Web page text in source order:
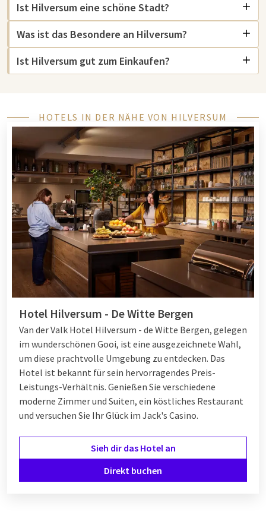
Sehenswürdigkeiten von Hilversum
Hilversum verfügt über ein vielfältiges Angebot an
Attraktionen von kulturellem und natürlichem Interesse. Der
Mediapark ist das Herz der niederländischen Medien, wo
können. In der Nähe befindet sich das Singer Museumin Laren
mit einer beeindruckenden Sammlung moderner Kunst und
einem ruhigen Skulpturengarten, der zu einem entspannten
Besuch einlädt.
Für Naturliebhaber sind dieLoosdrechtse Plassenein schönes
Gebiet für Wassersport, Wandern und Radfahren.Lage
Vuursche, ein charmantes Dorf in der Nähe, bietet
ausgedehnte Wälder und Heidelandschaften sowie den
Klimbos Lage Vuursche, wo Sie spannende Kurse entdecken
können. Das Zentrum von Hilversum selbst ist lebendig, mit
Geschäften, Gaststätten und historischen Gebäuden, die die
reiche Geschichte der Stadt widerspiegeln.
Rahmen für Filme und Sondervorführungen. Mit seinen vielen
Möglichkeiten ist Hilversum ein attraktives Reiseziel für
Besucher jeden Alters, wo Kultur, Natur und Entspannung
zusammenkommen.
Hotel in Hilversum
einen entspannten Aufenthalt eignen. Ob Sie sich für ein
Boutique-Hotel im Stadtzentrum oder ein ruhiges Hotel am
Stadtrand entscheiden, es ist für jeden etwas dabei. Viele
Ist Hilversum eine schöne Stadt?
Was ist das Besondere an Hilversum?
Ist Hilversum gut zum Einkaufen?
HOTELS IN DER NÄHE VON HILVERSUM
Hotel Hilversum - De Witte Bergen
Van der Valk Hotel Hilversum - de Witte Bergen, gelegen
im wunderschönen Gooi, ist eine ausgezeichnete Wahl,
um diese prachtvolle Umgebung zu entdecken. Das
Hotel ist bekannt für sein hervorragendes Preis-
Leistungs-Verhältnis. Genießen Sie verschiedene
moderne Zimmer und Suiten, ein köstliches Restaurant
und versuchen Sie Ihr Glück im Jack's Casino.
Sieh dir das Hotel an
Direkt buchen